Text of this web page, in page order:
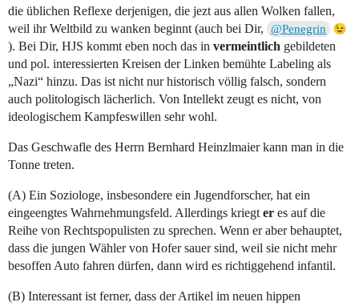
die üblichen Reflexe derjenigen, die jezt aus allen Wolken fallen,
weil ihr Weltbild zu wanken beginnt (auch bei Dir,
@Penegrin
). Bei Dir, HJS kommt eben noch das in vermeintlich gebildeten
und pol. interessierten Kreisen der Linken bemühte Labeling als
„Nazi“ hinzu. Das ist nicht nur historisch völlig falsch, sondern
auch politologisch lächerlich. Von Intellekt zeugt es nicht, von
ideologischem Kampfeswillen sehr wohl.
Das Geschwafle des Herrn Bernhard Heinzlmaier kann man in die
Tonne treten.
(A) Ein Soziologe, insbesondere ein Jugendforscher, hat ein
eingeengtes Wahrnehmungsfeld. Allerdings kriegt er es auf die
Reihe von Rechtspopulisten zu sprechen. Wenn er aber behauptet,
dass die jungen Wähler von Hofer sauer sind, weil sie nicht mehr
besoffen Auto fahren dürfen, dann wird es richtiggehend infantil.
(B) Interessant ist ferner, dass der Artikel im neuen hippen